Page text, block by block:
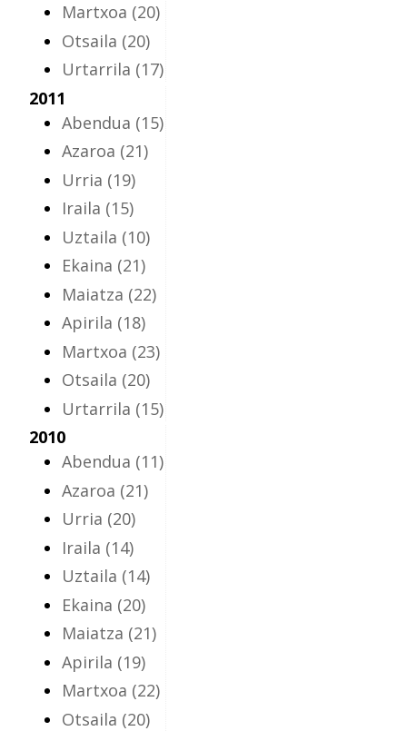
Martxoa (20)
Otsaila (20)
Urtarrila (17)
2011
Abendua (15)
Azaroa (21)
Urria (19)
Iraila (15)
Uztaila (10)
Ekaina (21)
Maiatza (22)
Apirila (18)
Martxoa (23)
Otsaila (20)
Urtarrila (15)
2010
Abendua (11)
Azaroa (21)
Urria (20)
Iraila (14)
Uztaila (14)
Ekaina (20)
Maiatza (21)
Apirila (19)
Martxoa (22)
Otsaila (20)